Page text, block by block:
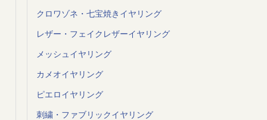
クロワゾネ・七宝焼きイヤリング
レザー・フェイクレザーイヤリング
メッシュイヤリング
カメオイヤリング
ピエロイヤリング
刺繍・ファブリックイヤリング